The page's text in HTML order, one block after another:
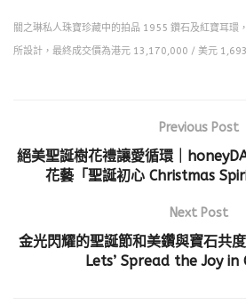
關之琳私人珠寶珍藏中的拍品 1955 鑽石及紅寶耳
所設計，最終成交價為港元 13,170,000 / 美元
Previous Post
絕美聖誕樹花禮讓愛循環｜
花藝「聖誕初心 Christmas
Next Post
金光閃耀的聖誕節和美鑽與寶石共
Lets’ Spread the Joy in